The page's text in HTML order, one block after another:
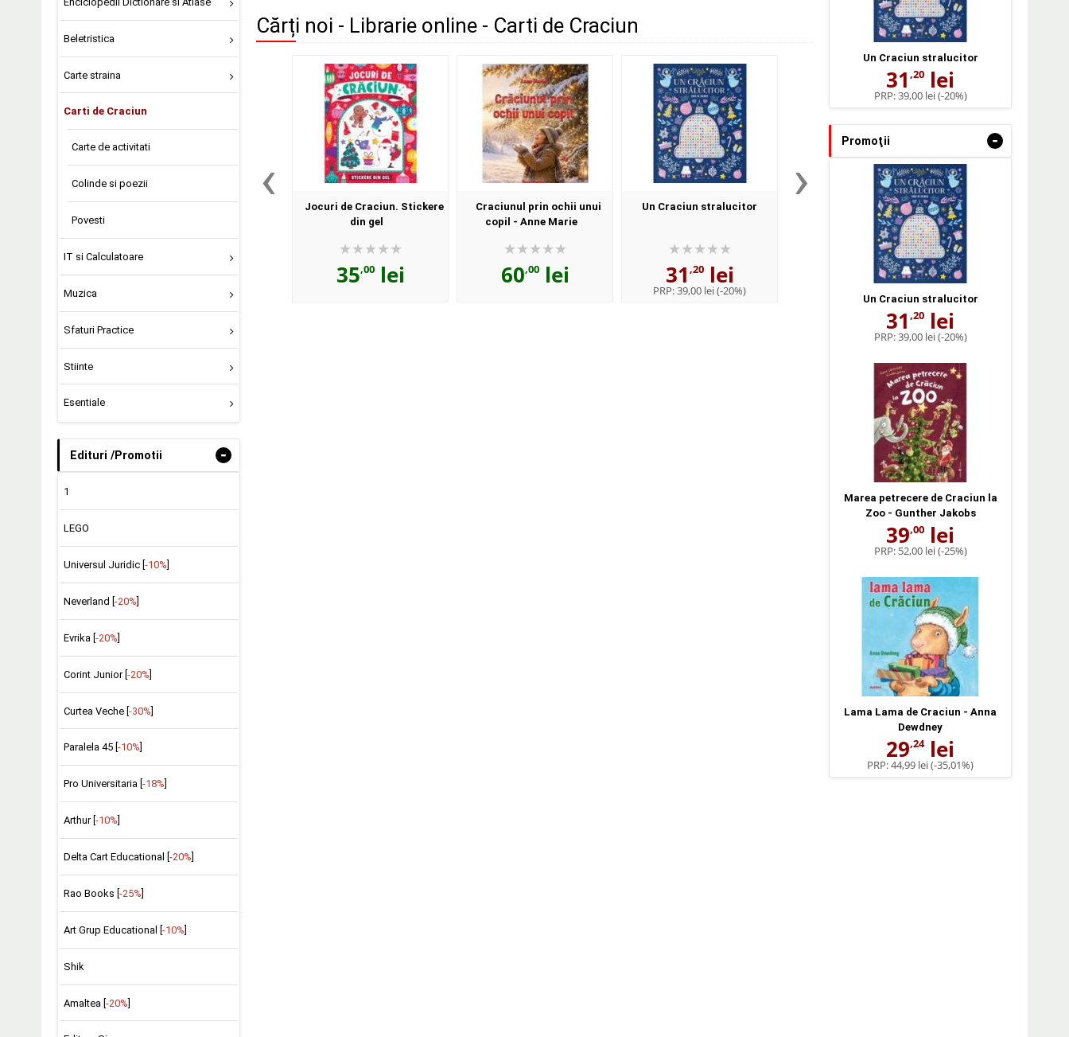
Beletristica
Carte straina
Carti de Craciun
Carte de activitati
Colinde si poezii
Povesti
IT si Calculatoare
Muzica
Sfaturi Practice
Stiinte
Esentiale
Edituri /Promotii -
1
LEGO
Universul Juridic [ -10%
Neverland [ -20%
Evrika [ -20%
Corint Junior [-20%]
Curtea Veche [-30%]
Paralela 45 [ -10%
Pro Universitaria [ -18%
Arthur [ -10%
Delta Cart Educational [ -20%
Rao Books [ -25%
Art Grup Educational [ -10%
Shik
Amaltea [-20%]
Cărți noi - Librarie online - Carti de Craciun
‹
Jocuri de Craciun. Stickere
din gel
35,00lei
Craciunul prin ochii unui
copil - Anne Marie
60,00lei
Un Craciun stralucitor
31 ,20lei
PRP:39,00 lei(-20%)
Lama Lama de Craciun -
Anna Dewdney
lei
›
Un Craciun stralucitor
31 ,20 lei
PRP:39,00 lei(-20%)
Promoţii -
Un Craciun stralucitor
31 ,20 lei
PRP:39,00 lei(-20%)
Marea petrecere de Craciun la
Zoo - Gunther Jakobs
39,00 lei
PRP: 52,00 lei(-25%)
Lama Lama de Craciun - Anna
Dewdney
29,24lei
PRP:44,99 lei(-35,01%)